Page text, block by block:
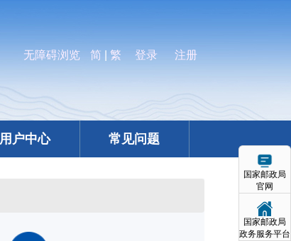
国家邮政局
官网
国家邮政局
政务服务平台
无障碍浏览 简 繁 登录 注册
用户中心 常见问题